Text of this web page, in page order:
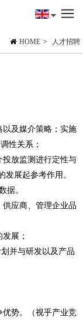
HOME > 人才招聘
以及媒介策略；实施
性关系；
投放监测进行定性与
发展起参考作用。
据。
应商、管理企业品
展；
并与研发以及产品
优势。（视乎产业竞